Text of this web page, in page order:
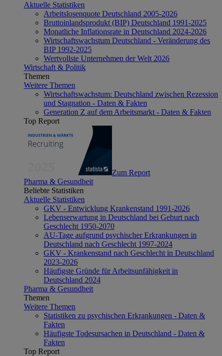
Aktuelle Statistiken
Arbeitslosenquote Deutschland 2005-2026
Bruttoinlandsprodukt (BIP) Deutschland 1991-2025
Monatliche Inflationsrate in Deutschland 2024-2026
Wirtschaftswachstum Deutschland - Veränderung des
BIP 1992-2025
Wertvollste Unternehmen der Welt 2026
Wirtschaft & Politik
Themen
Weitere Themen
Wirtschaftswachstum: Deutschland zwischen Rezession
und Stagnation - Daten & Fakten
Generation Z auf dem Arbeitsmarkt - Daten & Fakten
Top Report
Zum Report
Pharma & Gesundheit
Beliebte Statistiken
Aktuelle Statistiken
GKV - Entwicklung Krankenstand 1991-2026
Lebenserwartung in Deutschland bei Geburt nach
Geschlecht 1950-2070
AU-Tage aufgrund psychischer Erkrankungen in
Deutschland nach Geschlecht 1997-2024
GKV - Krankenstand nach Geschlecht in Deutschland
2023-2026
Häufigste Gründe für Arbeitsunfähigkeit in
Deutschland 2024
Pharma & Gesundheit
Themen
Weitere Themen
Statistiken zu psychischen Erkrankungen - Daten &
Fakten
Häufigste Todesursachen in Deutschland - Daten &
Fakten
Top Report